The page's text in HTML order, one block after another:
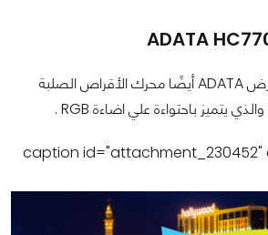
ADATA
وأخيرًا وليس آخرًا ، ستعرض ADATA أيضًا محرك الأقراص الصلبة
[caption id="attachment_230452"